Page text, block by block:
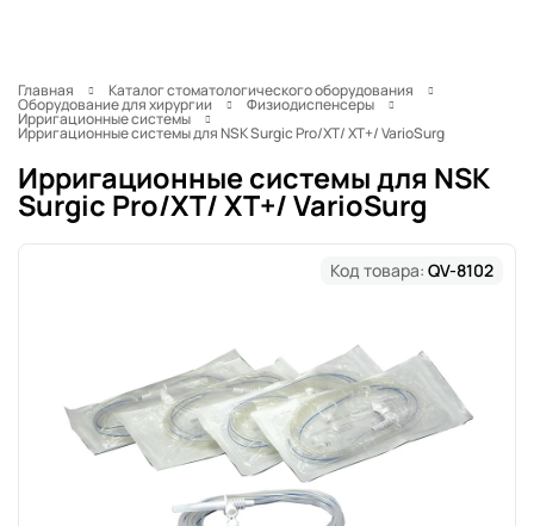
Главная Каталог стоматологического оборудования
Оборудование для хирургии Физиодиспенсеры
Ирригационные системы
Ирригационные системы для NSK Surgic Pro/XT/ XT+/ VarioSurg
Ирригационные системы для NSK
Surgic Pro/XT/ XT+/ VarioSurg
Код товара: QV-8102